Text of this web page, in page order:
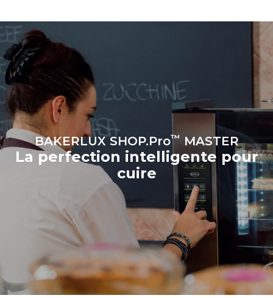
produite à partir de sources
Estimation calculée sur la base
d'une utilisation quotidienne du
four (300 jours/an) :
8 demi-charges de
croissants
BAKERLUX SHOP.Pro™ MASTER
La perfection intelligente pour
cuire